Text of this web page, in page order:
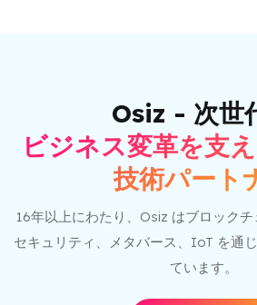
Osiz - 次世
ビジネス変革を支
技術パート
16年以上にわたり、Osiz はブロック
セキュリティ、メタバース、IoT を通
ています。